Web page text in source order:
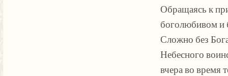
Обращаясь к
боголюбивом и
Сложно без
Небесного
вчера во время